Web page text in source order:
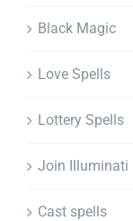
Black Magic
Love Spells
Lottery Spells
Join Illuminati
Cast spells